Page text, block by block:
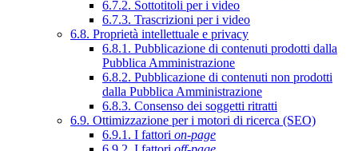
6.7.2. Sottotitoli per i video
6.7.3. Trascrizioni per i video
6.8. Proprietà intellettuale e privacy
6.8.1. Pubblicazione di contenuti prodotti dalla
Pubblica Amministrazione
6.8.2. Pubblicazione di contenuti non prodotti
dalla Pubblica Amministrazione
6.8.3. Consenso dei soggetti ritratti
6.9. Ottimizzazione per i motori di ricerca (SEO)
6.9.1. I fattori on-page